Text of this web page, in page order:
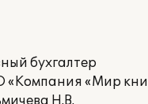
бухгалтер
«Мир
Н.В.